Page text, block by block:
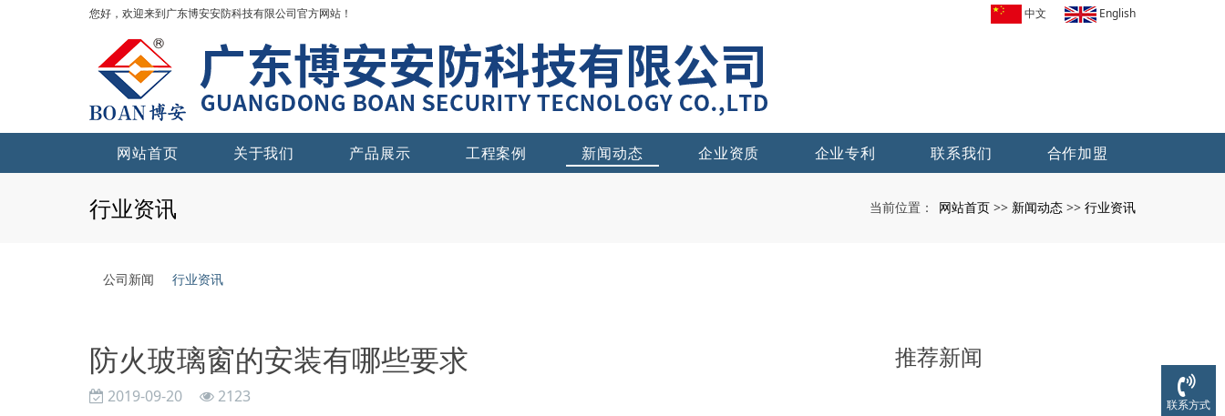
您好，欢迎来到广东博安安防科技有限公司官方网站！ 中文 English
网站首页 关于我们 产品展示 工程案例 新闻动态 企业资质 企业专利 联系我们 合作加盟
行业资讯 当前位置： 网站首页 >> 新闻动态 >> 行业资讯
公司新闻 行业资讯
防火玻璃窗的安装有哪些要求
2019-09-20 2123
推荐新闻
联系方式